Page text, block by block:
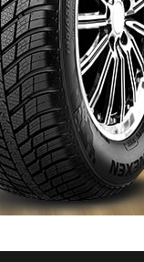
Cumpărați
la credit